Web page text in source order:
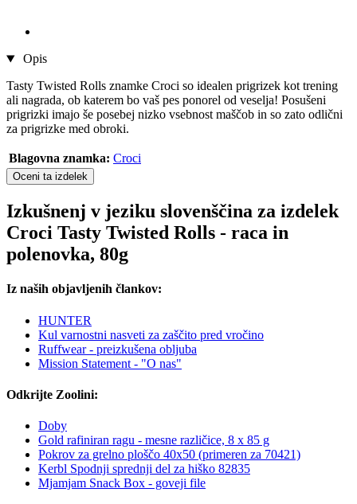
Opis
Tasty Twisted Rolls znamke Croci so idealen prigrizek kot trening
ali nagrada, ob katerem bo vaš pes ponorel od veselja! Posušeni
prigrizki imajo še posebej nizko vsebnost maščob in so zato odlični
za prigrizke med obroki.
Blagovna znamka: Croci
Oceni ta izdelek
Izkušnenj v jeziku slovenščina za izdelek
Croci Tasty Twisted Rolls - raca in
polenovka, 80g
Iz naših objavljenih člankov:
HUNTER
Kul varnostni nasveti za zaščito pred vročino
Ruffwear - preizkušena obljuba
Mission Statement - "O nas"
Odkrijte Zoolini:
Doby
Gold rafiniran ragu - mesne različice, 8 x 85 g
Pokrov za grelno ploščo 40x50 (primeren za 70421)
Kerbl Spodnji sprednji del za hiško 82835
Mjamjam Snack Box - goveji file